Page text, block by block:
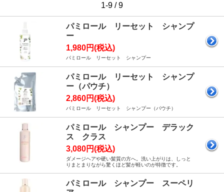
1-9 / 9
パミロール リーセット シャンプ
ー
1,980円(税込)
パミロール リーセット シャンプー
パミロール リーセット シャンプ
ー（パウチ）
2,860円(税込)
パミロール リーセット シャンプー（パウチ）
パミロール シャンプー デラック
ス クラス
3,080円(税込)
ダメージヘアや硬い髪質の方へ。洗い上がりは、しっと
りまとまりながら驚くほど髪が軽いのが特徴です。
パミロール シャンプー スーペリ